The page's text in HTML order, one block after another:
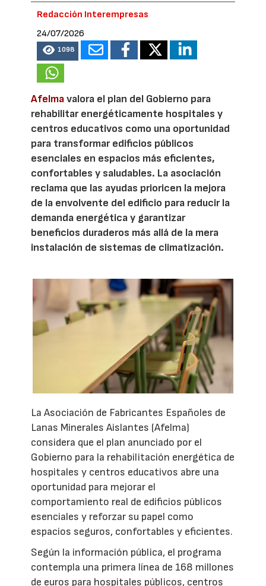
Redacción Interempresas
24/07/2026
1098
Afelmavalora el plan del Gobierno para
rehabilitar energéticamente hospitales y
centros educativos como una oportunidad
para transformar edificios públicos
esenciales en espacios más eficientes,
confortables y saludables. La asociación
reclama que las ayudas prioricen la mejora
de la envolvente del edificio para reducir la
demanda energética y garantizar
beneficios duraderos más allá de la mera
instalación de sistemas de climatización.
La Asociación de Fabricantes Españoles de
Lanas Minerales Aislantes (Afelma)
considera que el plan anunciado por el
Gobierno para la rehabilitación energética de
hospitales y centros educativos abre una
oportunidad para mejorar el
comportamiento real de edificios públicos
esenciales y reforzar su papel como
espacios seguros, confortables y eficientes.
Según la información pública, el programa
contempla una primera línea de 168 millones
de euros para hospitales públicos, centros